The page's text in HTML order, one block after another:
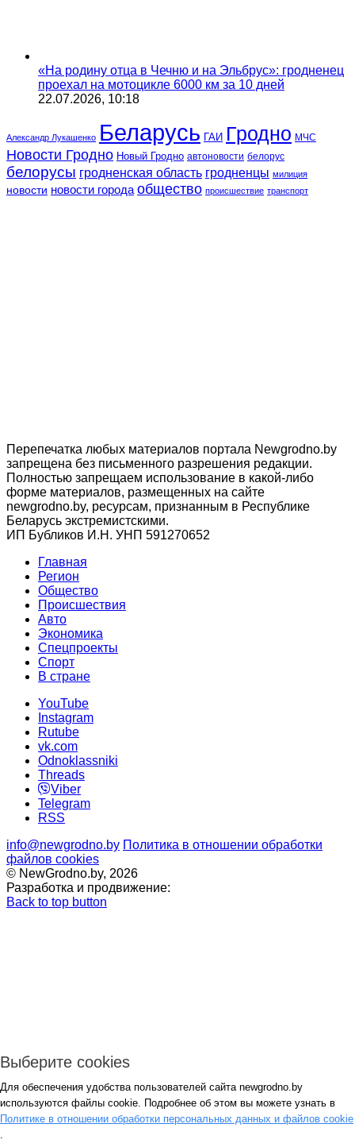
«На родину отца в Чечню и на Эльбрус»: гродненец
проехал на мотоцикле 6000 км за 10 дней
22.07.2026, 10:18
Александр Лукашенко Беларусь ГАИ Гродно МЧС
Новости Гродно Новый Гродно автоновости белорус
белорусы гродненская область гродненцы милиция
новости новости города общество происшествие транспорт
Перепечатка любых материалов портала Newgrodno.by
запрещена без письменного разрешения редакции.
Полностью запрещаем использование в какой-либо
форме материалов, размещенных на сайте
newgrodno.by, ресурсам, признанным в Республике
Беларусь экстремистскими.
ИП Бубликов И.Н. УНП 591270652
Главная
Регион
Общество
Происшествия
Авто
Экономика
Спецпроекты
Cпорт
В стране
YouTube
Instagram
Rutube
vk.com
Odnoklassniki
Threads
Viber
Telegram
RSS
info@newgrodno.by Политика в отношении обработки
файлов cookies
© NewGrodno.by, 2026
Разработка и продвижение:
Back to top button
Авторизация
*
Выберите cookies
Для обеспечения удобства пользователей сайта newgrodno.by
используются файлы cookie. Подробнее об этом вы можете узнать в
Политике в отношении обработки персональных данных и файлов cookie
.